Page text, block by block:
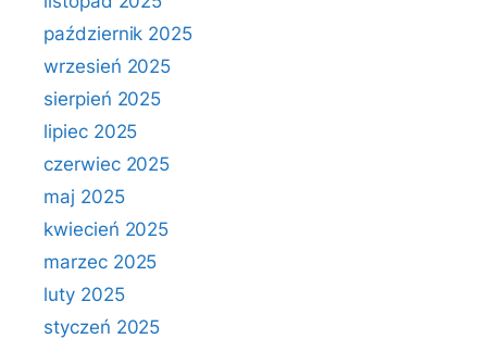
październik 2025
wrzesień 2025
sierpień 2025
lipiec 2025
czerwiec 2025
maj 2025
kwiecień 2025
marzec 2025
luty 2025
styczeń 2025